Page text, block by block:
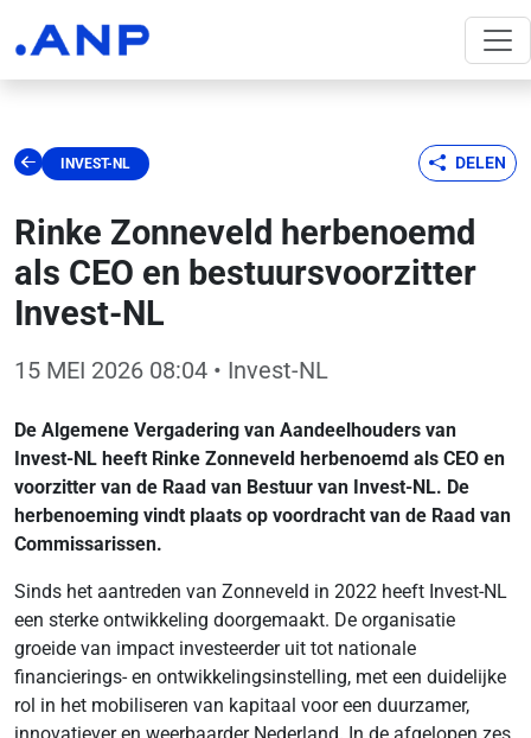
INVEST-NL DELEN
Rinke Zonneveld herbenoemd
als CEO en bestuursvoorzitter
Invest-NL
15 MEI 2026 08:04 • Invest-NL
De Algemene Vergadering van Aandeelhouders van
Invest-NL heeft Rinke Zonneveld herbenoemd als CEO en
voorzitter van de Raad van Bestuur van Invest-NL. De
herbenoeming vindt plaats op voordracht van de Raad van
Commissarissen.
Sinds het aantreden van Zonneveld in 2022 heeft Invest-NL
een sterke ontwikkeling doorgemaakt. De organisatie
groeide van impact investeerder uit tot nationale
financierings- en ontwikkelingsinstelling, met een duidelijke
rol in het mobiliseren van kapitaal voor een duurzamer,